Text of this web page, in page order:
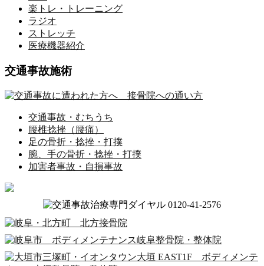
楽トレ・トレーニング
ラジオ
ストレッチ
医療機器紹介
交通事故施術
交通事故・むちうち
腰椎捻挫（腰痛）
足の骨折・捻挫・打撲
腕、手の骨折・捻挫・打撲
加害者事故・自損事故